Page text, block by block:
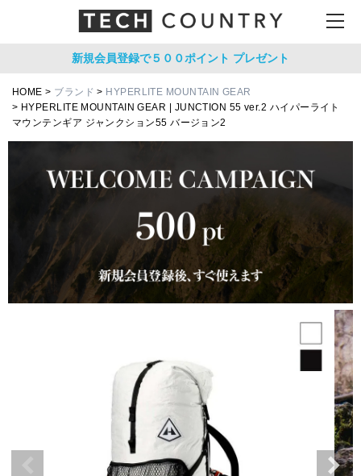
新規会員登録で５００ポイント プレゼント
HOME ブランド
HYPERLITE MOUNTAIN GEAR
HYPERLITE MOUNTAIN GEAR | JUNCTION 55 ver.2 ハイパーライト
マウンテンギア ジャンクション55 バージョン2